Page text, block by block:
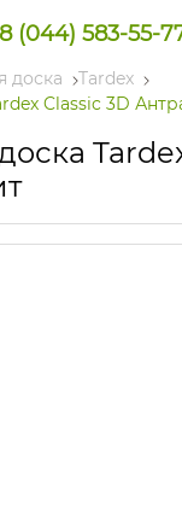
(044) 583-55-
доска
Tardex
Classic 3D